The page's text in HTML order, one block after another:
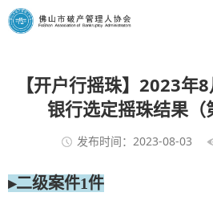
【开户行摇珠】2023年
银行选定摇珠结果（
发布时间：2023-08-03
▸二级案件1件